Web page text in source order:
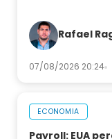
Rafael
07/08/2026 20:24
ECONOMIA
Payroll: EUA